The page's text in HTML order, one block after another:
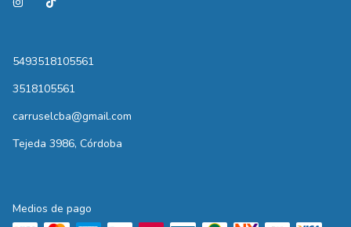
5493518105561
3518105561
carruselcba@gmail.com
Tejeda 3986, Córdoba
Medios de pago